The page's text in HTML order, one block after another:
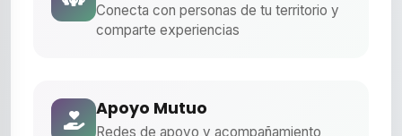
Conecta con personas de tu territorio y
comparte experiencias
Apoyo Mutuo
Redes de apoyo y acompañamiento